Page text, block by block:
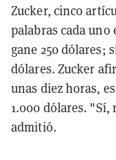
Zucker, cinco
palabras cada uno
gane 250 dólares;
dólares. Zucker
unas diez horas,
1.000 dólares.
admitió.